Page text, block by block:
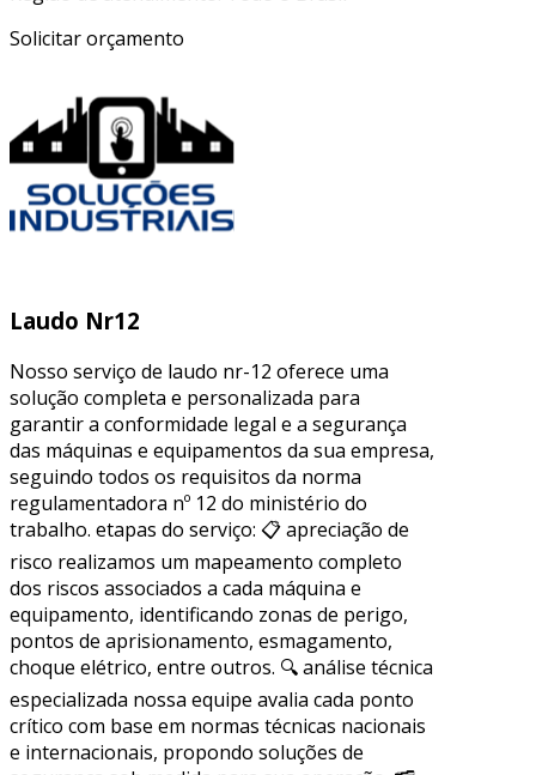
Solicitar orçamento
Laudo Nr12
Nosso serviço de laudo nr-12 oferece uma
solução completa e personalizada para
garantir a conformidade legal e a segurança
das máquinas e equipamentos da sua empresa,
seguindo todos os requisitos da norma
regulamentadora nº 12 do ministério do
trabalho. etapas do serviço: 📋 apreciação de
risco realizamos um mapeamento completo
dos riscos associados a cada máquina e
equipamento, identificando zonas de perigo,
pontos de aprisionamento, esmagamento,
choque elétrico, entre outros. 🔍 análise técnica
especializada nossa equipe avalia cada ponto
crítico com base em normas técnicas nacionais
e internacionais, propondo soluções de